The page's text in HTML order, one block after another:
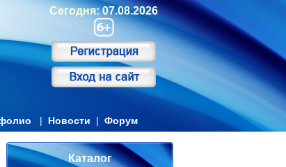
Сегодня: 07.08.2026
| Новости | Форум
Каталог